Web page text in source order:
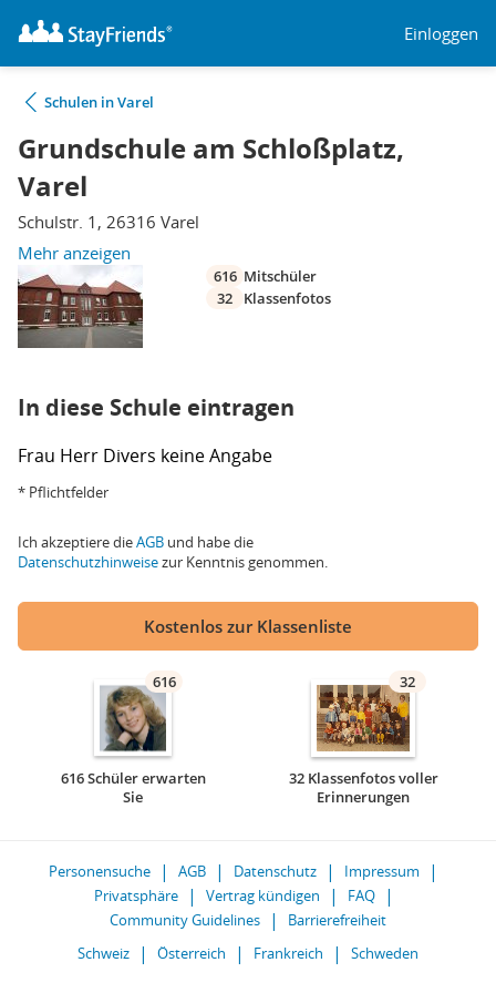
Einloggen
Schulen in Varel
Grundschule am Schloßplatz,
Varel
Schulstr. 1, 26316 Varel
Mehr anzeigen
616 Mitschüler
32
Klassenfotos
In diese Schule eintragen
Frau Herr Divers keine Angabe
* Pflichtfelder
Ich akzeptiere dieAGB und habe die
Datenschutzhinweisezur Kenntnis genommen.
Kostenlos zur Klassenliste
616
616 Schüler erwarten
Sie
32
32 Klassenfotos voller
Erinnerungen
Personensuche AGB Datenschutz
Impressum
Privatsphäre
Vertrag kündigen
FAQ
Community Guidelines
Barrierefreiheit
Schweiz
Österreich Frankreich Schweden